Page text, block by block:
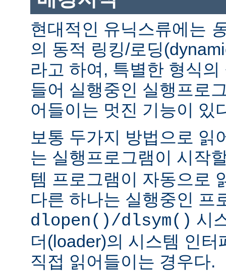
현대적인 유닉스류에는
의 동적 링킹/로딩
라고 하여, 특별한 형식
들어 실행중인 실행프로
어들이는 멋진 기능이 있
보통 두가지 방법으로 읽
는 실행프로그램이 시작
템 프로그램이 자동으로
다른 하나는 실행중인 프
dlopen()/dlsym() 시
더(loader)의 시스템 인
직접 읽어들이는 경우다.